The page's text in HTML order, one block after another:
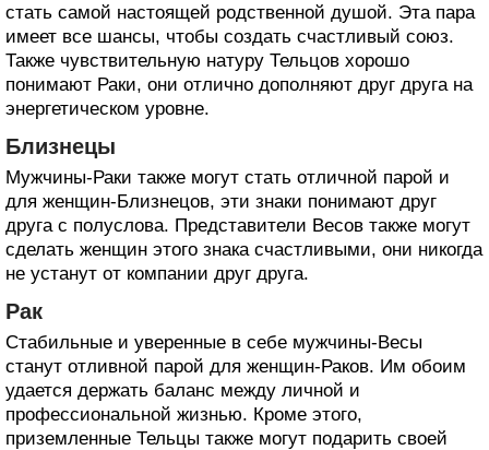
стать самой настоящей родственной душой. Эта пара
имеет все шансы, чтобы создать счастливый союз.
Также чувствительную натуру Тельцов хорошо
понимают Раки, они отлично дополняют друг друга на
энергетическом уровне.
Близнецы
Мужчины-Раки также могут стать отличной парой и
для женщин-Близнецов, эти знаки понимают друг
друга с полуслова. Представители Весов также могут
сделать женщин этого знака счастливыми, они никогда
не устанут от компании друг друга.
Рак
Стабильные и уверенные в себе мужчины-Весы
станут отливной парой для женщин-Раков. Им обоим
удается держать баланс между личной и
профессиональной жизнью. Кроме этого,
приземленные Тельцы также могут подарить своей